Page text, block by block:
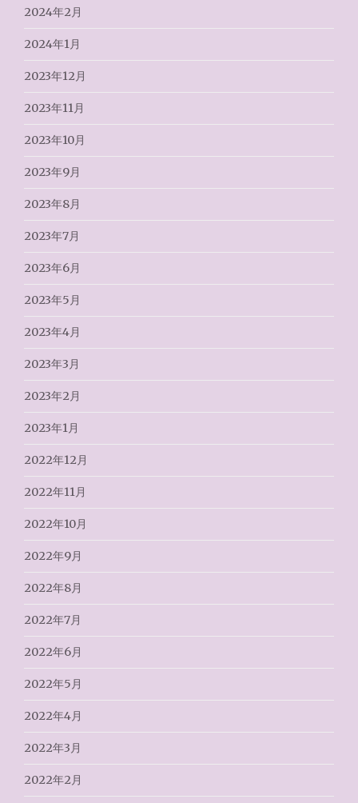
2024年2月
2024年1月
2023年12月
2023年11月
2023年10月
2023年9月
2023年8月
2023年7月
2023年6月
2023年5月
2023年4月
2023年3月
2023年2月
2023年1月
2022年12月
2022年11月
2022年10月
2022年9月
2022年8月
2022年7月
2022年6月
2022年5月
2022年4月
2022年3月
2022年2月